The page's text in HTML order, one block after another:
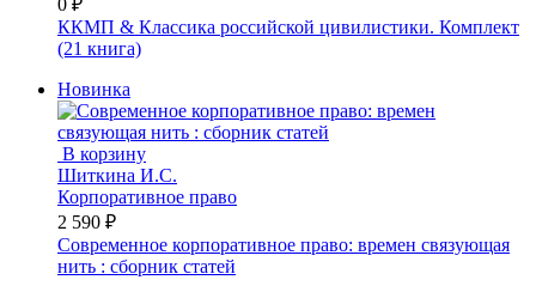
ККМП & Классика российской цивилистики. Комплект
(21 книга)
Новинка
В корзину
Шиткина И.С.
Корпоративное право
2 590 ₽
Современное корпоративное право: времен связующая
нить : сборник статей